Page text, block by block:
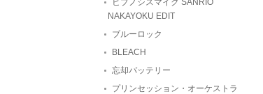
ヒプノシスマイク SANRIO
NAKAYOKU EDIT
ブルーロック
BLEACH
忘却バッテリー
プリンセッション・オーケストラ